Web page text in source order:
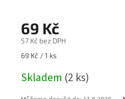
69 Kč
57 Kč bez DPH
Měrná
69 Kč / 1 ks
Skladem (2 ks)